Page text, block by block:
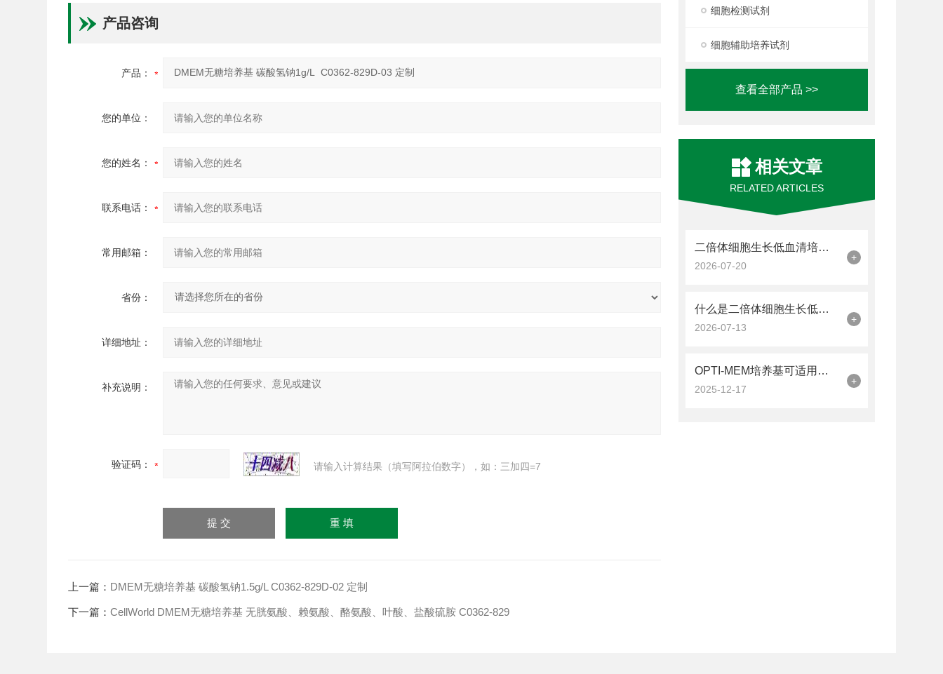
细胞检测试剂
细胞辅助培养试剂
查看全部产品 >>
相关文章
RELATED ARTICLES
二倍体细胞生长低血清培养基(SRM)是一种优化细胞培养的平衡策略
2026-07-20
+
什么是二倍体细胞生长低血清培养基(SRM)?
2026-07-13
+
OPTI-MEM培养基可适用于多种哺乳动物细胞的培养
2025-12-17
+
产品咨询
产品：
您的单位：
您的姓名：
联系电话：
常用邮箱：
省份：
详细地址：
补充说明：
验证码： 请输入计算结果（填写阿拉伯数字），如：三加四=7
上一篇： DMEM无糖培养基 碳酸氢钠1.5g/L C0362-829D-02 定制
下一篇：CellWorld DMEM无糖培养基 无胱氨酸、赖氨酸、酪氨酸、叶酸、盐酸硫胺 C0362-829